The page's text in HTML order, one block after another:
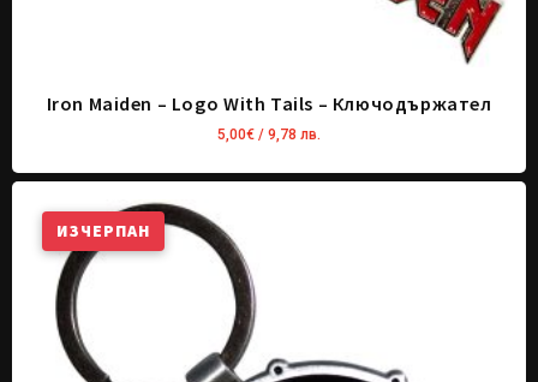
Iron Maiden – Logo With Tails – Ключодържател
5,00€ / 9,78 лв.
ИЗЧЕРПАН